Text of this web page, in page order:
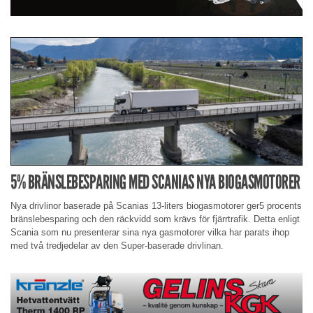
5% BRÄNSLEBESPARING MED SCANIAS NYA BIOGASMOTORER
Nya drivlinor baserade på Scanias 13-liters biogasmotorer ger5 procents
bränslebesparing och den räckvidd som krävs för fjärrtrafik. Detta enligt
Scania som nu presenterar sina nya gasmotorer vilka har parats ihop
med två tredjedelar av den Super-baserade drivlinan.